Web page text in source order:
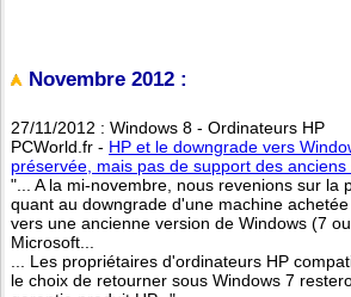
Novembre 2012 :
27/11/2012 : Windows 8 - Ordinateurs HP
PCWorld.fr - HP et le downgrade vers
préservée, mais pas de support des anciens
"... A la mi-novembre, nous revenions sur la
quant au downgrade d'une machine
vers une ancienne version de Windows (7
Microsoft...
... Les propriétaires d'ordinateurs HP
le choix de retourner sous Windows 7